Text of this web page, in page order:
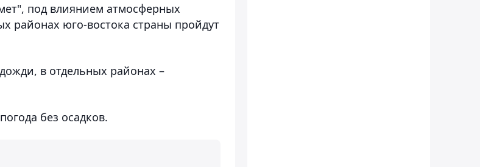
под влиянием атмосферных
районах юго-востока страны пройдут
в отдельных районах –
без осадков.